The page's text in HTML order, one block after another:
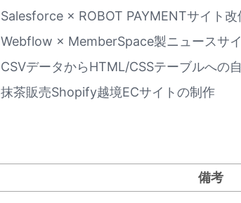
Salesforce × ROBOT PAYMENTサイト改
Webflow × MemberSpace製ニュースサ
CSVデータからHTML/CSSテーブルへの
抹茶販売Shopify越境ECサイトの制作
備考